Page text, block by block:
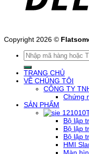
Copyright 2026 ©
Tìm
kiếm:
TRANG CHỦ
VỀ CHÚNG TÔI
CÔNG TY
Chứng
SẢN PHẨM
Bộ lập
Bộ lập
Bộ lập
HMI